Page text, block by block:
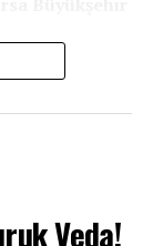
Üsküdar
Veda!